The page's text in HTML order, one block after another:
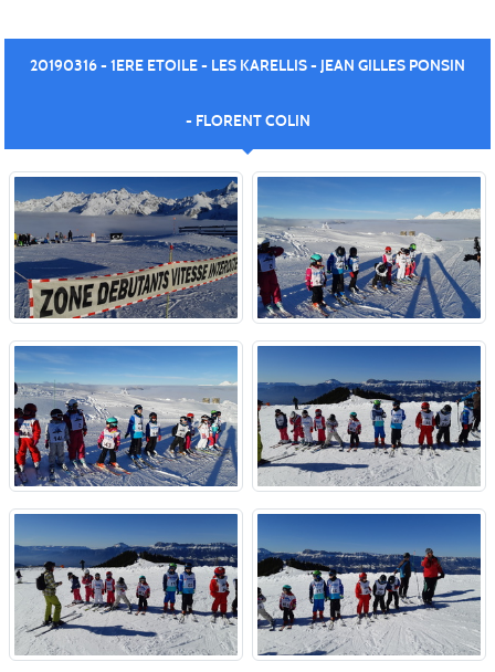
20190316 - 1ERE ETOILE - LES KARELLIS - JEAN GILLES PONSIN
- FLORENT COLIN